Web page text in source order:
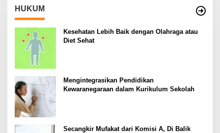
HUKUM
Kesehatan Lebih Baik dengan Olahraga atau
Diet Sehat
Mengintegrasikan Pendidikan
Kewaranegaraan dalam Kurikulum Sekolah
Secangkir Mufakat dari Komisi A, Di Balik